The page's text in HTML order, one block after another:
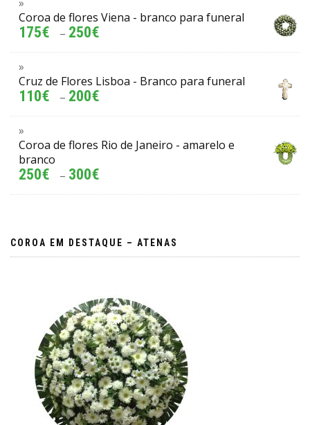
Coroa de flores Viena - branco para funeral
175€ – 250€
Cruz de Flores Lisboa - Branco para funeral
110€ – 200€
Coroa de flores Rio de Janeiro - amarelo e
branco
250€ – 300€
COROA EM DESTAQUE – ATENAS